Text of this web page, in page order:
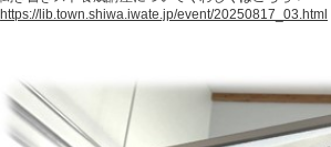
https://lib.town.shiwa.iwate.jp/event/20250817_03.html